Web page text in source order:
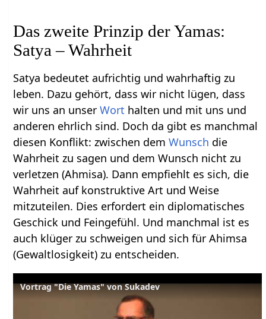
Das zweite Prinzip der Yamas:
Satya – Wahrheit
Satya bedeutet aufrichtig und wahrhaftig zu
leben. Dazu gehört, dass wir nicht lügen, dass
wir uns an unserWort halten und mit uns und
anderen ehrlich sind. Doch da gibt es manchmal
diesen Konflikt: zwischen demWunsch die
Wahrheit zu sagen und dem Wunsch nicht zu
verletzen (Ahmisa). Dann empfiehlt es sich, die
Wahrheit auf konstruktive Art und Weise
mitzuteilen. Dies erfordert ein diplomatisches
Geschick und Feingefühl. Und manchmal ist es
auch klüger zu schweigen und sich für Ahimsa
(Gewaltlosigkeit) zu entscheiden.
Vortrag "Die Yamas" von Sukadev